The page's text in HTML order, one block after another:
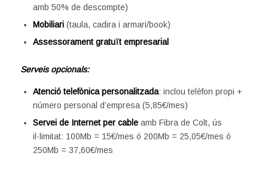
amb 50% de descompte)
Mobiliari (taula, cadira i armari/book)
Assessorament gratuït empresarial
Serveis opcionals:
Atenció telefònica personalitzada: inclou telèfon propi +
número personal d’empresa (5,85€/mes)
Servei de Internet per cableamb Fibra de Colt, ús
il·limitat: 100Mb = 15€/mes ó 200Mb = 25,05€/mes ó
250Mb = 37,60€/mes